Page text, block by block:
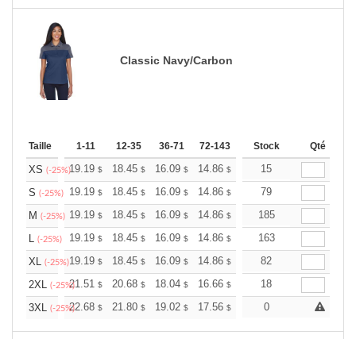
Classic Navy/Carbon
Taille 1-11 12-35 36-71 72-143 144-287 288 +
Stock Qté
XS (-25%)19.19 $ 18.45 $ 16.09 $ 14.86 $ 14.11$
15
S (-25%) 19.19 $ 18.45 $ 16.09 $ 14.86 $ 14.11$
79
M (-25%) 19.19 $ 18.45 $ 16.09 $ 14.86 $ 14.11$
185
L (-25%) 19.19 $ 18.45 $ 16.09 $ 14.86 $ 14.11$
163
XL (-25%)19.19 $ 18.45 $ 16.09 $ 14.86 $ 14.11$
82
2XL (-25%)21.51 $ 20.68 $ 18.04 $ 16.66 $ 15.82$
18
3XL (-25%)22.68 $ 21.80 $ 19.02 $ 17.56 $ 16.68 $
0